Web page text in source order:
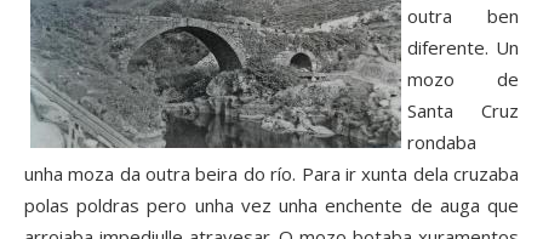
outra ben
diferente. Un
mozo de
Santa Cruz
rondaba
unha moza da outra beira do río. Para ir xunta dela cruzaba
polas poldras pero unha vez unha enchente de auga que